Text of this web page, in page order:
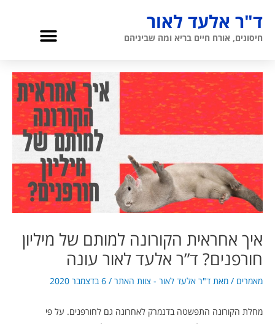
לתוכןד"ר אלעד לאור
חיסונים, אורח חיים בריא ומה שביניהם תפריט
איך אחראית הקורונה למותם של מיליון
חורפנים? ד”ר אלעד לאור עונה
מאמרים / מאת ד"ר אלעד לאור - צוות האתר / 6 בדצמבר 2020
מחלת הקורונה התפשטה בדנמרק לאחרונה גם לחורפנים. על פי